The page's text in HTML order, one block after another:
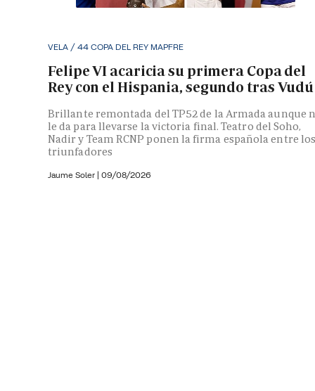
VELA / 44 COPA DEL REY MAPFRE
Felipe VI acaricia su primera Copa del
Rey con el Hispania, segundo tras Vudú
Brillante remontada del TP52 de la Armada aunque
le da para llevarse la victoria final. Teatro del Soho,
Nadir y Team RCNP ponen la firma española entre
triunfadores
Jaume Soler | 09/08/2026